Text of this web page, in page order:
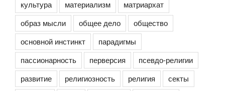
культура материализм
матриархат
образ мысли
общее дело
общество
основной инстинкт
парадигмы
пассионарность
перверсия
псевдо-религии
развитие
религиозность религия
секты